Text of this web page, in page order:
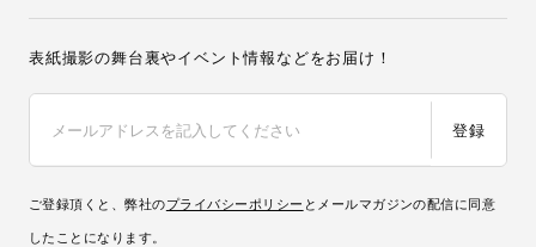
表紙撮影の舞台裏やイベント情報などをお届け！
登録
ご登録頂くと、弊社のプライバシーポリシー とメールマガジンの配信に同意
したことになります。